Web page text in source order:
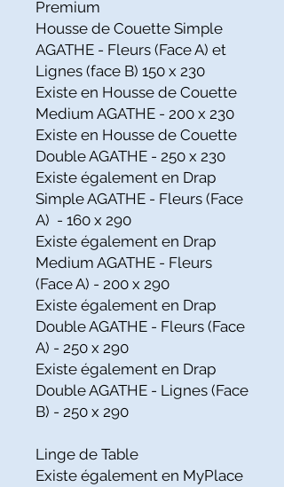
Premium
Housse de Couette Simple
AGATHE - Fleurs (Face A) et
Lignes (face B) 150 x 230
Existe en Housse de Couette
Medium AGATHE - 200 x 230
Existe en Housse de Couette
Double AGATHE - 250 x 230
Existe également en Drap
Simple AGATHE - Fleurs (Face
A) - 160 x 290
Existe également en Drap
Medium AGATHE - Fleurs
(Face A) - 200 x 290
Existe également en Drap
Double AGATHE - Fleurs (Face
A) - 250 x 290
Existe également en Drap
Double AGATHE - Lignes (Face
B) - 250 x 290
Linge de Table
Existe également en MyPlace